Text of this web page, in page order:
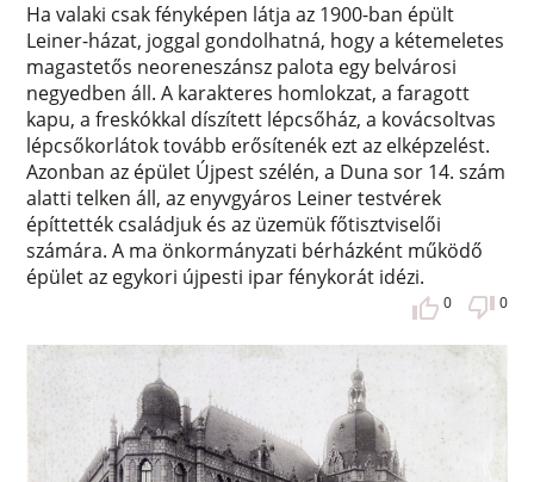
Ha valaki csak fényképen látja az 1900-ban épült
Leiner-házat, joggal gondolhatná, hogy a kétemeletes
magastetős neoreneszánsz palota egy belvárosi
negyedben áll. A karakteres homlokzat, a faragott
kapu, a freskókkal díszített lépcsőház, a kovácsoltvas
lépcsőkorlátok tovább erősítenék ezt az elképzelést.
Azonban az épület Újpest szélén, a Duna sor 14. szám
alatti telken áll, az enyvgyáros Leiner testvérek
építtették családjuk és az üzemük főtisztviselői
számára. A ma önkormányzati bérházként működő
épület az egykori újpesti ipar fénykorát idézi.
0 0